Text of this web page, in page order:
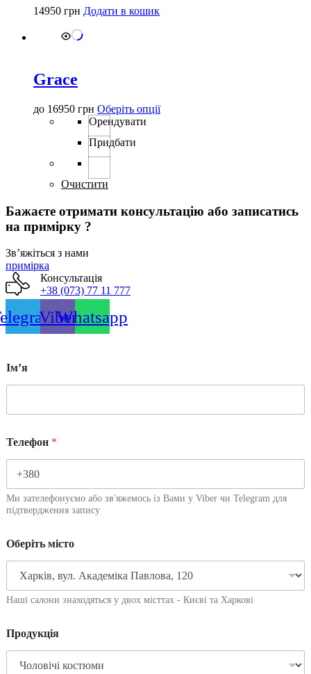
14950 грн Додати в кошик
Grace
до 16950 грн Оберіть опціїЦей
на
сторінці
Орендувати
Придбати
Очистити
Бажаєте отримати консультацію або записатись
на примірку ?
Звʼяжіться з нами
примірка
Консультація
+38 (073) 77 11 777
ViberWhatsapp
Імʼя
Телефон *
Ми зателефонуємо або зв'яжемось із Вами у Viber чи Telegram для
підтвердження запису
Оберіть місто
Наші салони знаходяться у двох місттах - Києві та Харкові
Продукція